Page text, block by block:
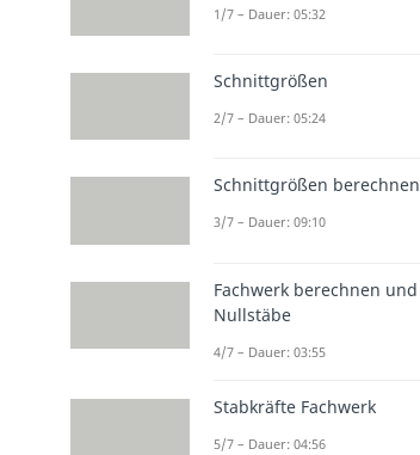
1/7 – Dauer: 05:32
Schnittgrößen
2/7 – Dauer: 05:24
Schnittgrößen berechnen
3/7 – Dauer: 09:10
Fachwerk berechnen und
Nullstäbe
4/7 – Dauer: 03:55
Stabkräfte Fachwerk
5/7 – Dauer: 04:56